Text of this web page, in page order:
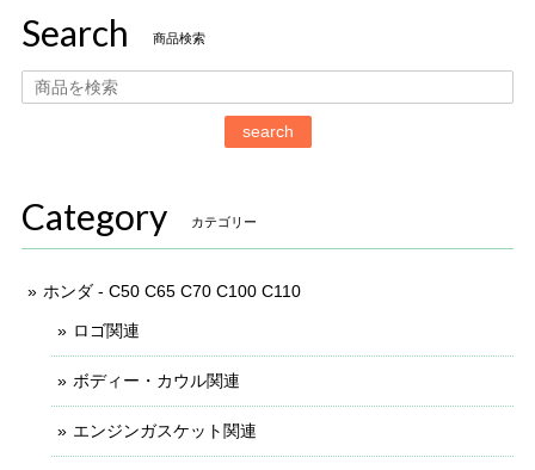
Search 商品検索
search
Category カテゴリー
ホンダ - C50 C65 C70 C100 C110
ロゴ関連
ボディー・カウル関連
エンジンガスケット関連